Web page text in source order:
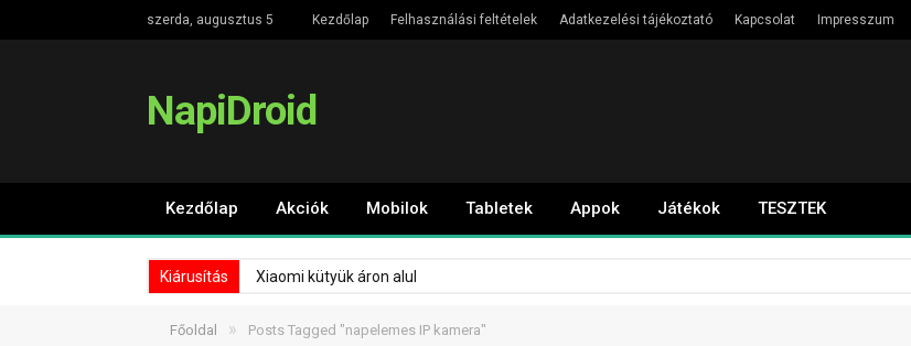
szerda, augusztus 5 Kezdőlap Felhasználási feltételek Adatkezelési tájékoztató Kapcsolat Impresszum
NapiDroid
Kezdőlap Akciók Mobilok Tabletek Appok Játékok TESZTEK
Kiárusítás Xiaomi kütyük áron alul
Főoldal » Posts Tagged "napelemes IP kamera"